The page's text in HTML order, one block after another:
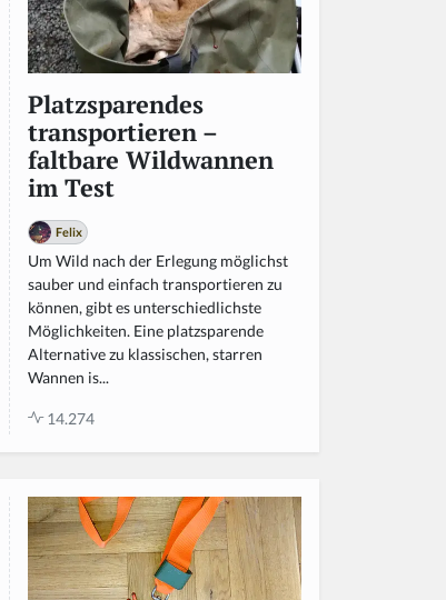
Platzsparendes
transportieren –
faltbare Wildwannen
im Test
Felix
Um Wild nach der Erlegung möglichst
sauber und einfach transportieren zu
können, gibt es unterschiedlichste
Möglichkeiten. Eine platzsparende
Alternative zu klassischen, starren
Wannen is...
14.274